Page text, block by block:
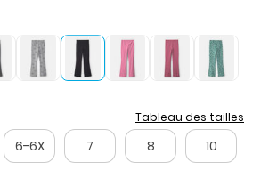
Tableau des tailles
6-6X 7 8 10